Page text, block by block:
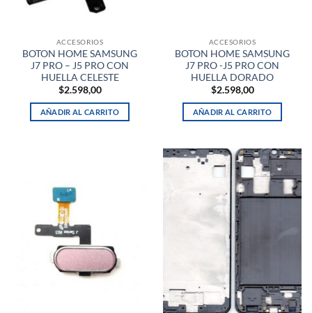
ACCESORIOS
BOTON HOME SAMSUNG
J7 PRO – J5 PRO CON
HUELLA CELESTE
$2.598,00
AÑADIR AL CARRITO
ACCESORIOS
BOTON HOME SAMSUNG
J7 PRO -J5 PRO CON
HUELLA DORADO
$2.598,00
AÑADIR AL CARRITO